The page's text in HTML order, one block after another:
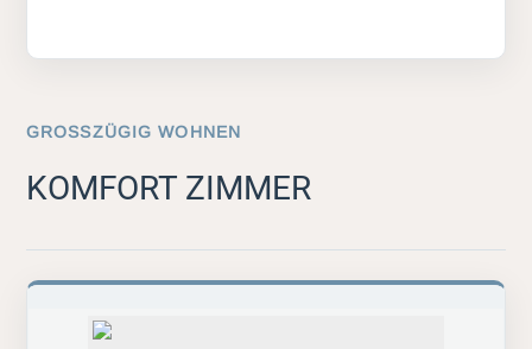
GROSSZÜGIG WOHNEN
KOMFORT ZIMMER